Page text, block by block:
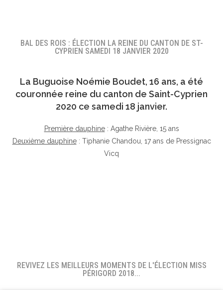
BAL DES ROIS : ÉLECTION LA REINE DU CANTON DE ST-
CYPRIEN SAMEDI 18 JANVIER 2020
La Buguoise Noémie Boudet, 16 ans, a été
couronnée reine du canton de Saint-Cyprien
2020 ce samedi 18 janvier.
Première dauphine: Agathe Rivière, 15 ans
Deuxième dauphine: Tiphanie Chandou, 17 ans de Pressignac
Vicq
REVIVEZ LES MEILLEURS MOMENTS DE L'ÉLECTION MISS
PÉRIGORD 2018...